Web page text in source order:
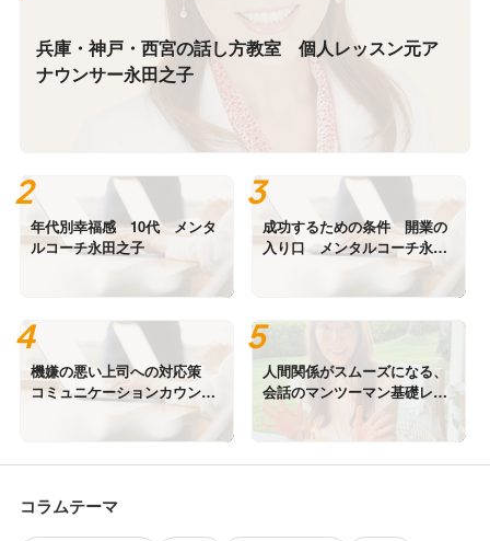
兵庫・神戸・西宮の話し方教室 個人レッスン元ア
ナウンサー永田之子
年代別幸福感 10代 メンタ
ルコーチ永田之子
成功するための条件 開業の
入り口 メンタルコーチ永田
機嫌の悪い上司への対応策
コミュニケーションカウンセ
人間関係がスムーズになる、
会話のマンツーマン基礎レッ
スン 神戸・西宮・大阪
コラムテーマ